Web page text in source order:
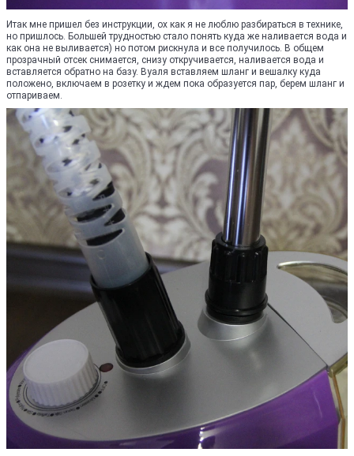
Итак мне пришел без инструкции, ох как я не люблю разбираться в технике,
но пришлось. Большей трудностью стало понять куда же наливается вода и
как она не выливается) но потом рискнула и все получилось. В общем
прозрачный отсек снимается, снизу откручивается, наливается вода и
вставляется обратно на базу. Вуаля вставляем шланг и вешалку куда
положено, включаем в розетку и ждем пока образуется пар, берем шланг и
отпариваем.